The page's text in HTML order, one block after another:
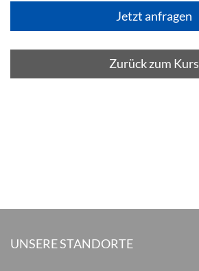
Zurück zum Kurs
UNSERE STANDORTE